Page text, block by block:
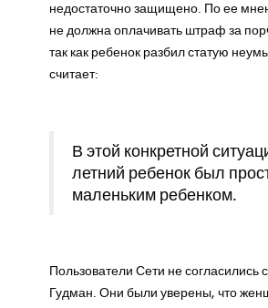
недостаточно защищено. По ее
не должна оплачивать штраф за
так как ребенок разбил статую
считает:
В этой конкретной
летний ребенок был
маленьким ребенком.
Пользователи Сети не согласились
Гудман. Они были уверены, что